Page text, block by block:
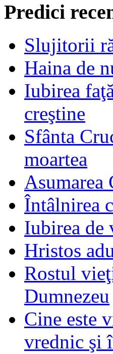
Predici
Slujitorii
Haina de
Iubirea
creştine
Sfânta
moartea
Întâlnirea
Iubirea de
Hristos
Rostul
Dumnezeu
Cine este
vrednic şi